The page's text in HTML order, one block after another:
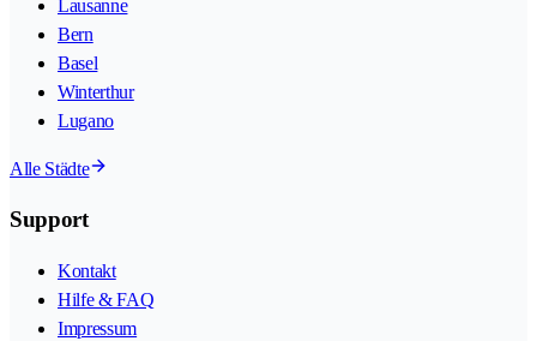
Lausanne
Bern
Basel
Winterthur
Lugano
Alle Städte
Support
Kontakt
Hilfe & FAQ
Impressum